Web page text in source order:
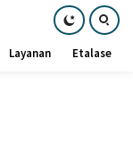
Layanan Etalase